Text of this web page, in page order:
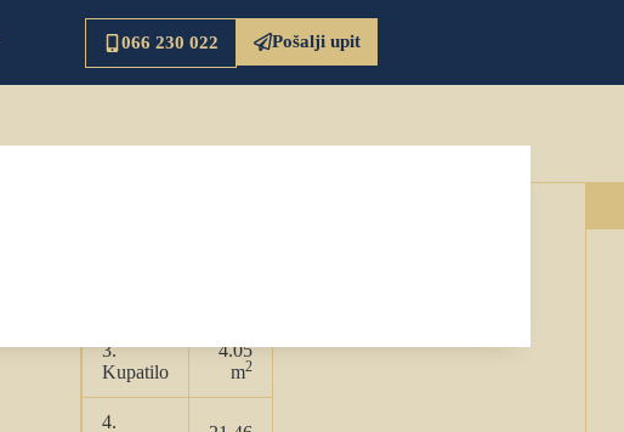
066 230 022 Pošalji upit
3.
Kupatilo
4.05
m2
4.